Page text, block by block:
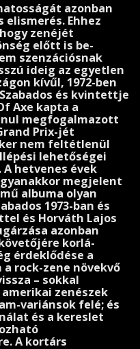
azonban
Ehhez
zenéjét
előtt is be­
szenzációsnak
ideig az egyetlen
kívűl, 1972-ben
és kvintettje
Axe kap­­ta a
megfogalmazott
Prix-jét
nem feltétlenül
lehetőségei
hetvenes évek
megje­lent
albuma olyan
1973-ban és
és Horváth Lajos
azonban
korlá­
érdeklődése a
rock-zene növekvő
– sokkal
zenészek
variánsok felé; és
és a kereslet
A kortárs